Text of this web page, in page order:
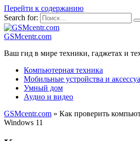
Перейти к содержанию
Search for:
GSMcentr.com
Ваш гид в мире техники, гаджетах и
Компьютерная техника
Мобильные устройства и
Умный дом
Аудио и видео
GSMcentr.com » Как проверить
Windows 11